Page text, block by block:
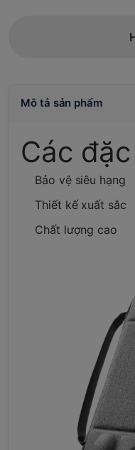
Mô tả sản phẩm
Các
Bảo vệ siêu hạng
Thiết kế xuất sắc
Chất lượng cao